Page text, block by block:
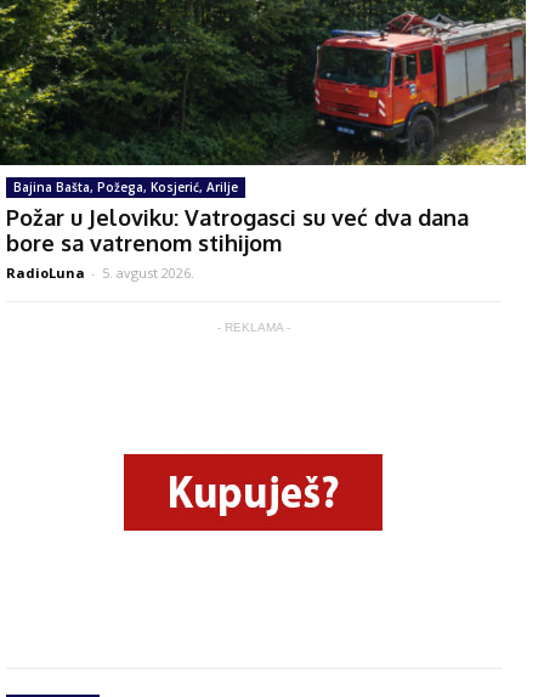
Bajina Bašta, Požega, Kosjerić, Arilje
Požar u Jeloviku: Vatrogasci su već dva dana
bore sa vatrenom stihijom
RadioLuna - 5. avgust 2026.
- REKLAMA -